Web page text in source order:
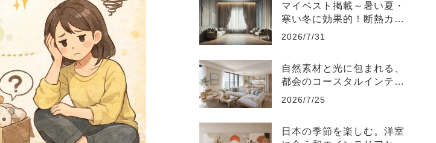
マイベスト掲載～暑い夏・
寒い冬に効果的！断熱カー
テンのおすすめ人気ランキ
2026/7/31
自然素材と光に包まれる、
都会のコースタルインテリ
ア-江東区
2026/7/25
日本の季節を楽しむ。洋室